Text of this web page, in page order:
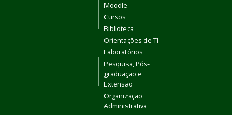
Moodle
Cursos
Biblioteca
Orientações de TI
Laboratórios
Pesquisa, Pós-
graduação e
Extensão
Organização
Administrativa